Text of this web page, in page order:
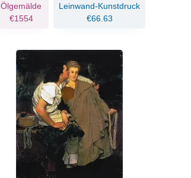
Ölgemälde
€1554
Leinwand-Kunstdruck
€66.63